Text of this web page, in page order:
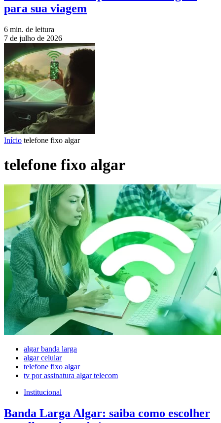
para sua viagem
6 min. de leitura
7 de julho de 2026
Início telefone fixo algar
telefone fixo algar
algar banda larga
algar celular
telefone fixo algar
tv por assinatura algar telecom
Institucional
Banda Larga Algar: saiba como escolher